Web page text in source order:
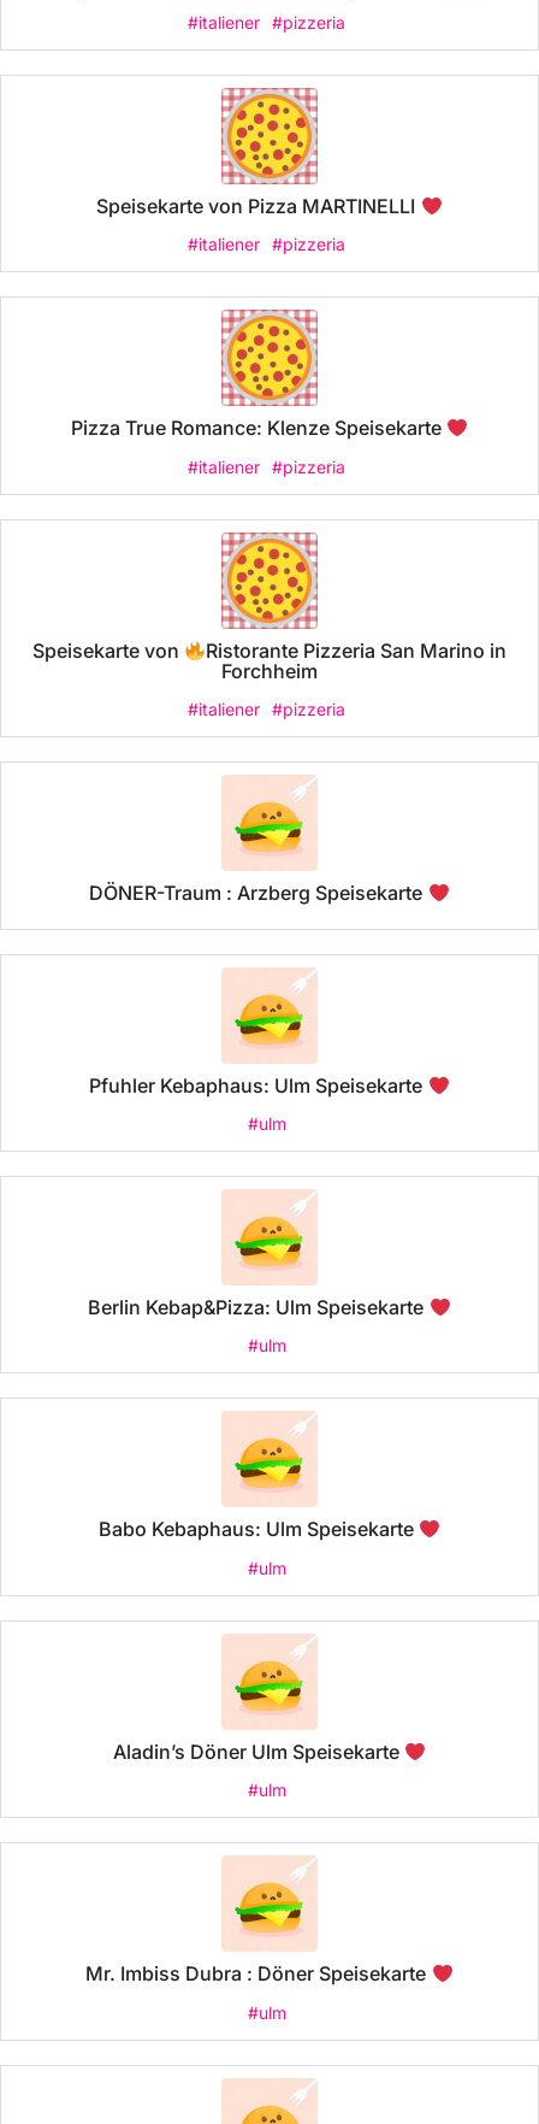
#italiener #pizzeria
Speisekarte von Pizza MARTINELLI
#italiener #pizzeria
Pizza True Romance: Klenze Speisekarte
#italiener #pizzeria
Speisekarte von
Ristorante Pizzeria San Marino in
Forchheim
#italiener #pizzeria
DÖNER-Traum : Arzberg Speisekarte
Pfuhler Kebaphaus: Ulm Speisekarte
#ulm
Berlin Kebap&Pizza: Ulm Speisekarte
#ulm
Babo Kebaphaus: Ulm Speisekarte
#ulm
Aladin’s Döner Ulm Speisekarte
#ulm
Mr. Imbiss Dubra : Döner Speisekarte
#ulm